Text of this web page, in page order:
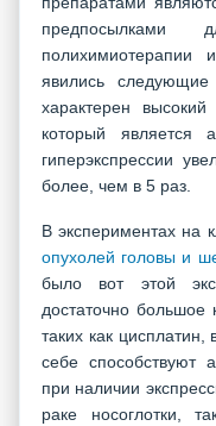
полихимиотерапии
явились
характерен
который является
гиперэкспрессии
более, чем в 5 раз.
В экспериментах на
опухолей головы и
было вот этой
достаточно большое
таких как
себе способствуют
при наличии
раке носоглотки,